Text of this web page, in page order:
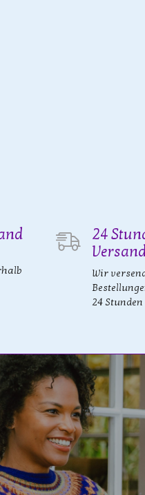
24
Wir
24 Stunden